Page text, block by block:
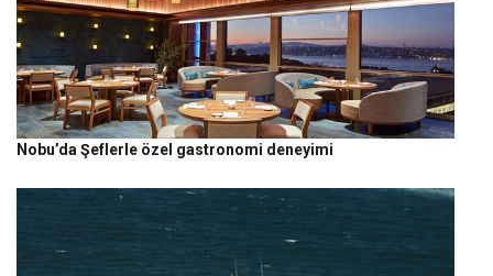
Nobu’da Şeflerle özel gastronomi deneyimi